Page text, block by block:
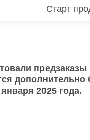
Старт
2025 года.